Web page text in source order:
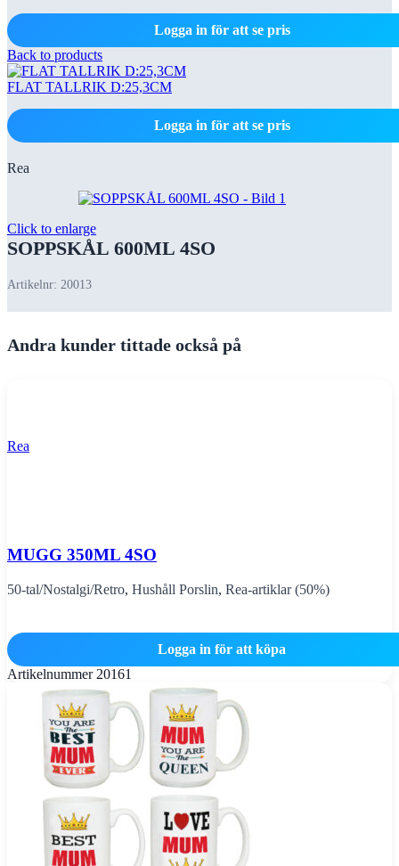
Logga in för att se pris
Back to products
FLAT TALLRIK D:25,3CM
Logga in för att se pris
Rea
Click to enlarge
SOPPSKÅL 600ML 4SO
Artikelnr: 20013
Andra kunder tittade också på
Rea
MUGG 350ML 4SO
50-tal/Nostalgi/Retro, Hushåll Porslin, Rea-artiklar (50%)
Logga in för att köpa
Artikelnummer 20161